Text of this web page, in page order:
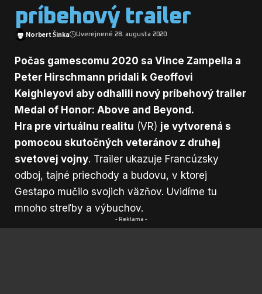
príbehový trailer
Norbert Šinka Uverejnené 28. augusta 2020
Počas gamescomu 2020 sa Vince Zampella a
Peter Hirschmann pridali k Geoffovi
Keighleyovi aby odhalili nový príbehový trailer
Medal of Honor: Above and Beyond.
Hra pre virtuálnu realitu (VR) je vytvorená s
pomocou skutočných veteránov z druhej
svetovej vojny. Trailer ukazuje Francúzsky
odboj, tajné priechody a budovu, v ktorej
Gestapo mučilo svojich väzňov. Uvidíme tu
mnoho streľby a výbuchov.
- Reklama -